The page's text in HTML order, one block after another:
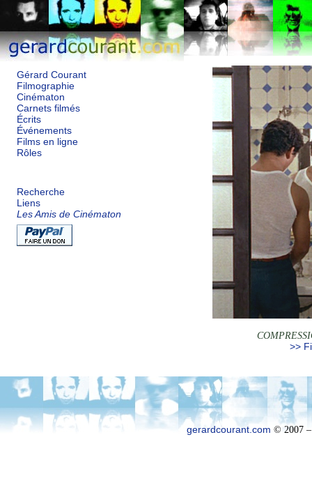
Gérard Courant
Filmographie
Cinématon
Carnets filmés
Écrits
Événements
Films en ligne
Rôles
Recherche
Liens
Les Amis de Cinématon
>>
gerardcourant.com © 2007